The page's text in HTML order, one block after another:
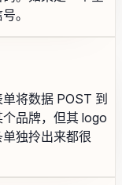
。
将数据 POST 到
品牌，但其 logo
独拎出来都很